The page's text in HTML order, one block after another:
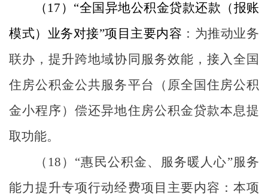
（ 17 ） “全国异地公积金贷款还款（报账
模式）业务对接”项目主要内容 ：为推动业务
联办，提升跨地域协同服务效能，接入全国
住房公积金公共服务平台
（ 原全国住房公积
金小程序 ）偿还异地住房公积金贷款本息提
取功能。
（ 18 ） “惠民公积金、服务暖人心”服务
能力提升专项行动经费项目主要内容： 本项